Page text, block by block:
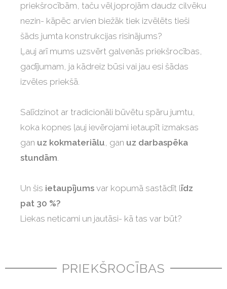
priekšrocībām, taču vēl joprojām daudz cilvēku
nezin- kāpēc arvien biežāk tiek izvēlēts tieši
šāds jumta konstrukcijas risinājums?
Ļauj arī mums uzsvērt galvenās priekšrocības,
gadījumam, ja kādreiz būsi vai jau esi šādas
izvēles priekšā.
Salīdzinot ar tradicionāli būvētu spāru jumtu,
koka kopnes ļauj ievērojami ietaupīt izmaksas
gan uz kokmateriālu, gan uz darbaspēka
stundām.
Un šis ietaupījums var kopumā sastādīt līdz
pat 30 %?
Liekas neticami un jautāsi- kā tas var būt?
PRIEKŠROCĪBAS